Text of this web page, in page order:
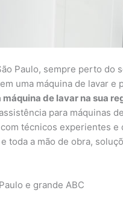
Paulo, sempre perto do
uma máquina de lavar e
de lavar na sua
para máquinas
técnicos experientes e
toda a mão de obra,
e grande ABC